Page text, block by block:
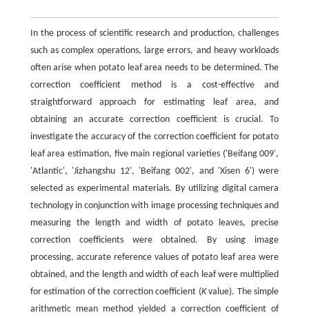
In the process of scientific research and production, challenges
such as complex operations, large errors, and heavy workloads
often arise when potato leaf area needs to be determined. The
correction coefficient method is a cost-effective and
straightforward approach for estimating leaf area, and
obtaining an accurate correction coefficient is crucial. To
investigate the accuracy of the correction coefficient for potato
leaf area estimation, five main regional varieties ('Beifang 009',
'Atlantic', 'Jizhangshu 12', 'Beifang 002', and 'Xisen 6') were
selected as experimental materials. By utilizing digital camera
technology in conjunction with image processing techniques and
measuring the length and width of potato leaves, precise
correction coefficients were obtained. By using image
processing, accurate reference values of potato leaf area were
obtained, and the length and width of each leaf were multiplied
for estimation of the correction coefficient (Kvalue). The simple
arithmetic mean method yielded a correction coefficient of